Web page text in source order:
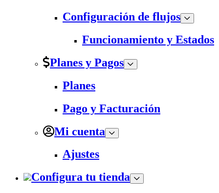
Configuración de flujos
Funcionamiento y Estados
Planes y Pagos
Planes
Pago y Facturación
Mi cuenta
Ajustes
Configura tu tienda